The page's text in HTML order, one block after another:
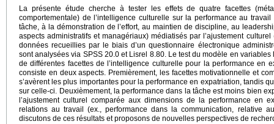
La présente étude cherche à tester les effets de quatre facettes
comportementale) de l’intelligence culturelle sur la performance au
tâche, à la démonstration de l’effort, au maintien de discipline, au
aspects administratifs et managériaux) médiatisés par l’ajustement
données recueillies par le biais d’un questionnaire électronique
sont analysées via SPSS 20.0 et Lisrel 8.80. Le test du modèle en
de différentes facettes de l’intelligence culturelle pour la performance en
consiste en deux aspects. Premièrement, les facettes motivationnelle et
s’avèrent les plus importantes pour la performance en expatriation, tandis
sur celle-ci. Deuxièmement, la performance dans la tâche est moins bien
l’ajustement culturel comparée aux dimensions de la performance en
relations au travail (ex., performance dans la communication, relative
discutons de ces résultats et proposons de nouvelles perspectives de